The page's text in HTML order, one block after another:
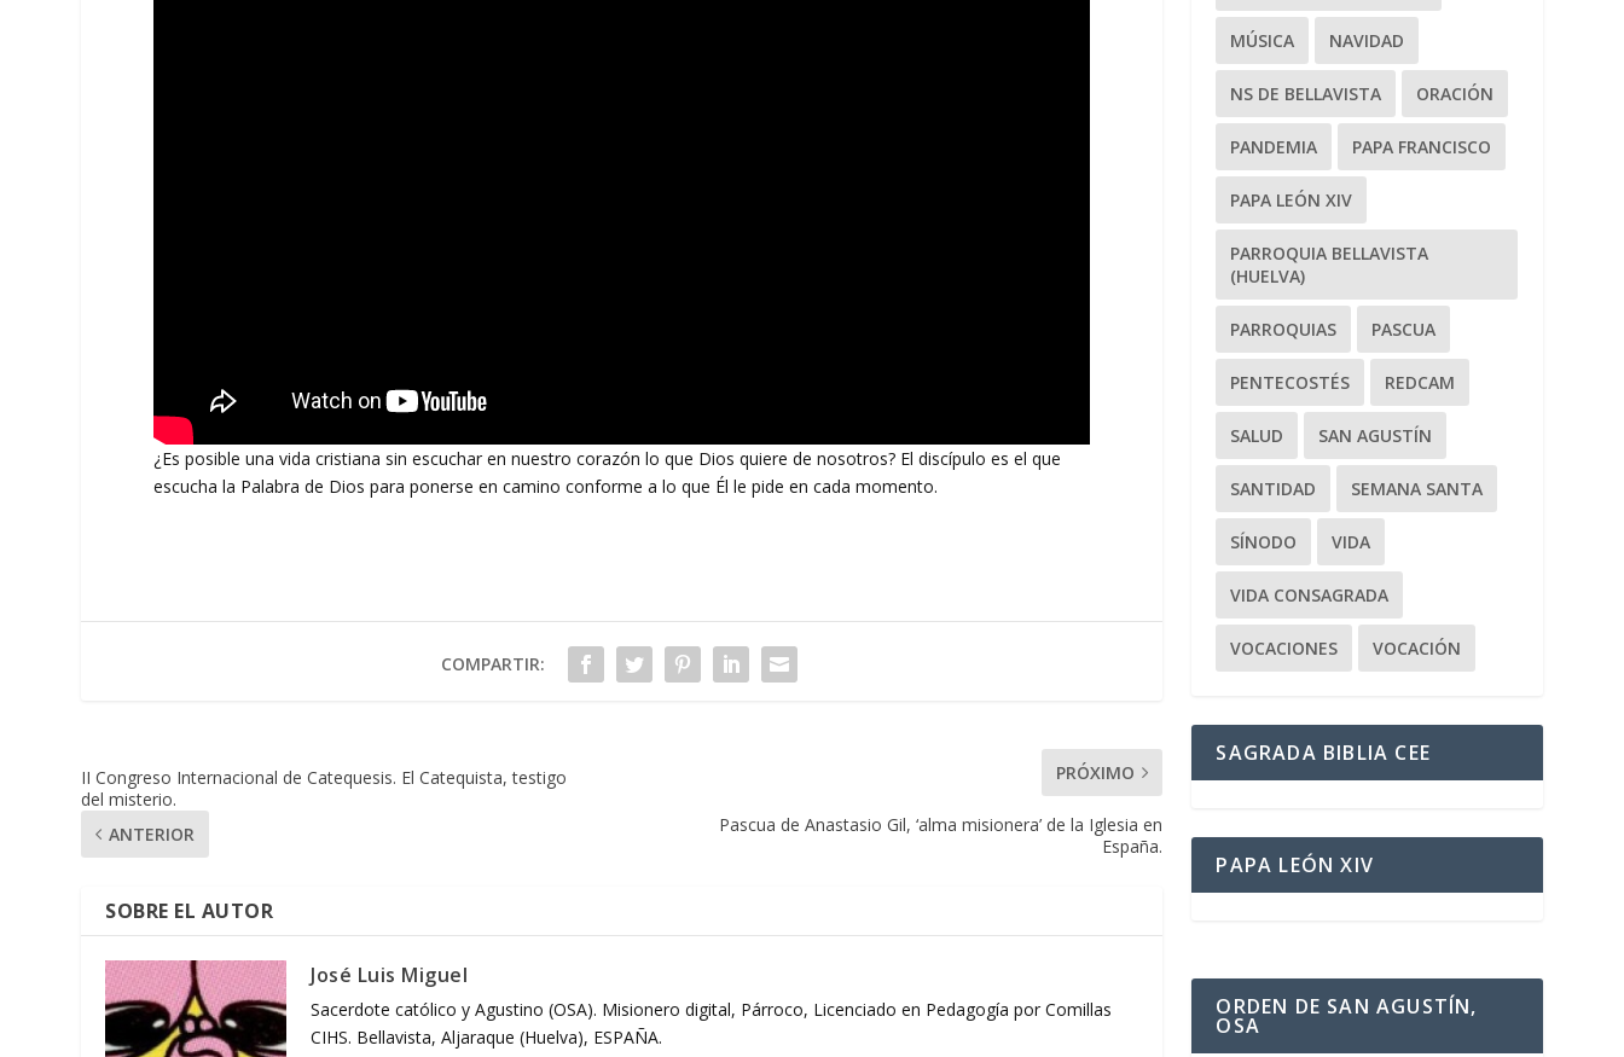
¿Es posible una vida cristiana sin escuchar en nuestro corazón lo que Dios quiere de nosotros? El discípulo es el que
escucha la Palabra de Dios para ponerse en camino conforme a lo que Él le pide en cada momento.
COMPARTIR:
II Congreso Internacional de Catequesis. El Catequista, testigo
del misterio.
ANTERIOR
PRÓXIMO
Pascua de Anastasio Gil, ‘alma misionera’ de la Iglesia en
España.
SOBRE EL AUTOR
José Luis Miguel
Sacerdote católico y Agustino (OSA). Misionero digital, Párroco, Licenciado en Pedagogía por Comillas
CIHS. Bellavista, Aljaraque (Huelva), ESPAÑA.
MÚSICA NAVIDAD
NS DE BELLAVISTA ORACIÓN
PANDEMIA PAPA FRANCISCO
PAPA LEÓN XIV
PARROQUIA BELLAVISTA
(HUELVA)
PARROQUIAS PASCUA
PENTECOSTÉS REDCAM
SALUD SAN AGUSTÍN
SANTIDAD SEMANA SANTA
SÍNODO VIDA
VIDA CONSAGRADA
VOCACIONES VOCACIÓN
SAGRADA BIBLIA CEE
PAPA LEÓN XIV
ORDEN DE SAN AGUSTÍN,
OSA